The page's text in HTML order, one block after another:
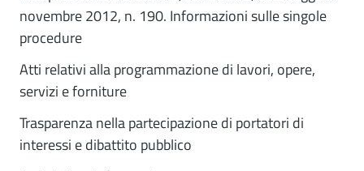
novembre 2012, n. 190. Informazioni sulle singole
procedure
Atti relativi alla programmazione di lavori, opere,
servizi e forniture
Trasparenza nella partecipazione di portatori di
interessi e dibattito pubblico